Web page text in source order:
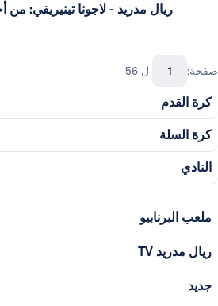
ريال مدريد - لاجونا تينيريفي: من
صفحة: ل 56
كرة القدم
كرة السلة
النادي
ملعب البرنابيو
ريال مدريد TV
جديد